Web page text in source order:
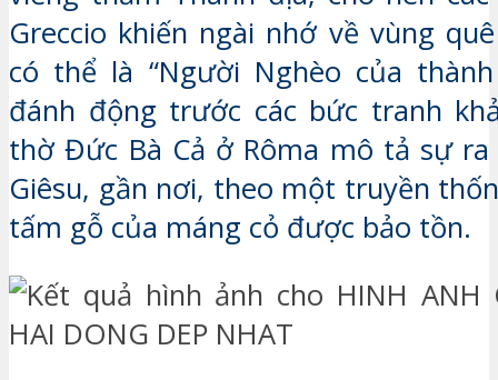
Greccio khiến ngài nhớ về vùng
có thể là “Người Nghèo của
đánh động trước các bức tranh
thờ Đức Bà Cả ở Rôma mô tả sự ra
Giêsu, gần nơi, theo một truyền
tấm gỗ của máng cỏ được bảo tồn.